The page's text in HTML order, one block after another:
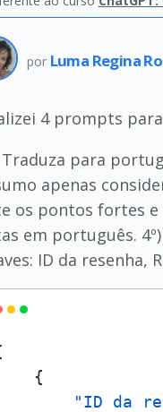
por Luma Regina
4 prompts
Traduza para
apenas
os pontos fortes
em português.
ID da
[
{
"ID da